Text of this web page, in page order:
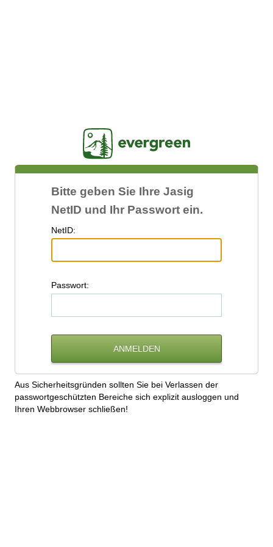
Bitte geben Sie Ihre Jasig
NetID und Ihr Passwort ein.
NetID:
Passwort:
Aus Sicherheitsgründen sollten Sie bei Verlassen der
passwortgeschützten Bereiche sich explizit ausloggen und
Ihren Webbrowser schließen!